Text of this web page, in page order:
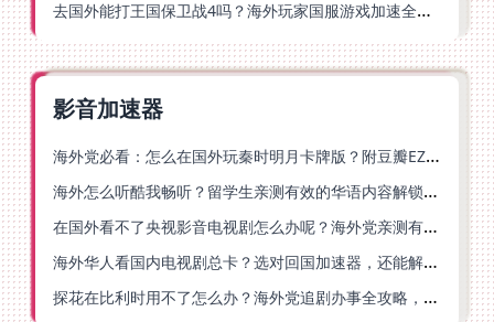
去国外能打王国保卫战4吗？海外玩家国服游戏加速全攻略（附公主连结幻想江湖实测）
影音加速器
海外党必看：怎么在国外玩秦时明月卡牌版？附豆瓣EZCast地区限制破解法
海外怎么听酷我畅听？留学生亲测有效的华语内容解锁指南
在国外看不了央视影音电视剧怎么办呢？海外党亲测有效的回国加速方案
海外华人看国内电视剧总卡？选对回国加速器，还能解决菲律宾打不开反诈中心的问题
探花在比利时用不了怎么办？海外党追剧办事全攻略，选对加速器就够了